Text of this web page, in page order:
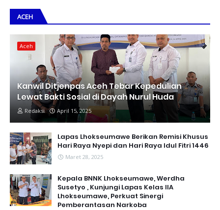
ACEH
Aceh
Kanwil Ditjenpas Aceh Tebar Kepedulian
Lewat Bakti Sosial di Dayah Nurul Huda
Redaksi April 15, 2025
Lapas Lhokseumawe Berikan Remisi Khusus
Hari Raya Nyepi dan Hari Raya Idul Fitri 1446
Maret 28, 2025
Kepala BNNK Lhokseumawe, Werdha
Susetyo , Kunjungi Lapas Kelas IIA
Lhokseumawe, Perkuat Sinergi
Pemberantasan Narkoba